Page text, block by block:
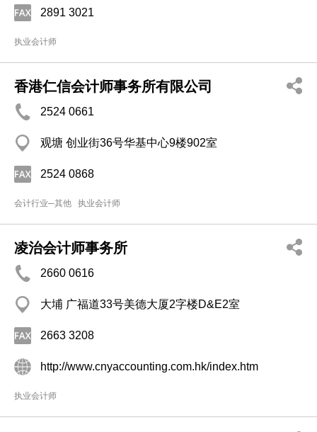
2891 3021
执业会计师
香港仁信会计师事务所有限公司
2524 0661
观塘 创业街36号华基中心9楼902室
2524 0868
会计行业─其他 执业会计师
凌治会计师事务所
2660 0616
大埔 广福道33号美德大厦2字楼D&E2室
2663 3208
http://www.cnyaccounting.com.hk/index.htm
执业会计师